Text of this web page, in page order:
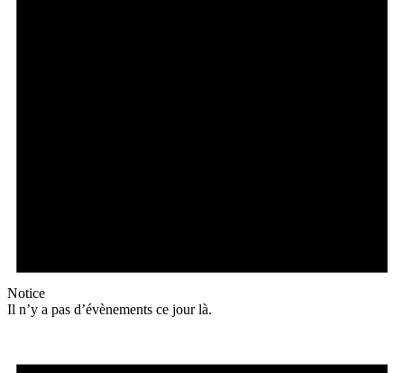
Notice
Il n’y a pas d’évènements ce jour là.